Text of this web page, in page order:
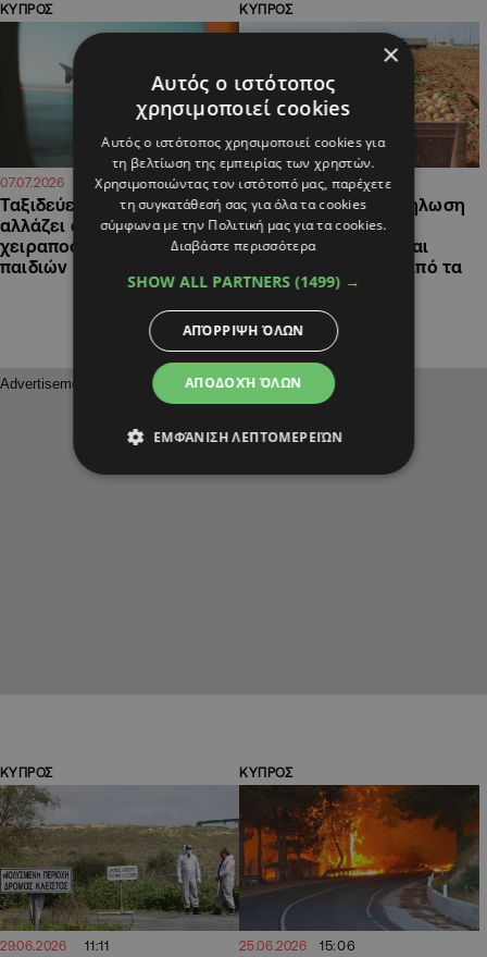
ΚΥΠΡΟΣ
07.07.2026 13:57
Ταξιδεύεις αεροπορικώς; Τι
αλλάζει σε αποζημιώσεις,
χειραποσκευές και θέσεις
παιδιών
ΚΥΠΡΟΣ
30.06.2026 22:41
Κατέρχονται σε εκδήλωση
διαμαρτυρίας
πατατοπαραγωγοί και
αγρότες, τι ζητούν από τα
Υπουργεία
ΚΥΠΡΟΣ
29.06.2026 11:11
ΚΥΠΡΟΣ
25.06.2026 15:06
×
Αυτός ο ιστότοπος
χρησιμοποιεί cookies
Αυτός ο ιστότοπος χρησιμοποιεί cookies για
τη βελτίωση της εμπειρίας των χρηστών.
Χρησιμοποιώντας τον ιστότοπό μας, παρέχετε
τη συγκατάθεσή σας για όλα τα cookies
σύμφωνα με την Πολιτική μας για τα cookies.
Διαβάστε περισσότερα
SHOW ALL PARTNERS (1499) →
ΑΠΟΔΟΧΉ ΌΛΩΝ
ΑΠΌΡΡΙΨΗ ΌΛΩΝ
ΕΜΦΆΝΙΣΗ ΛΕΠΤΟΜΕΡΕΙΏΝ